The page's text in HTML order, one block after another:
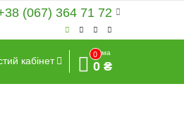
(067) 364 71 72
кабінет
0
Сума
0 ₴